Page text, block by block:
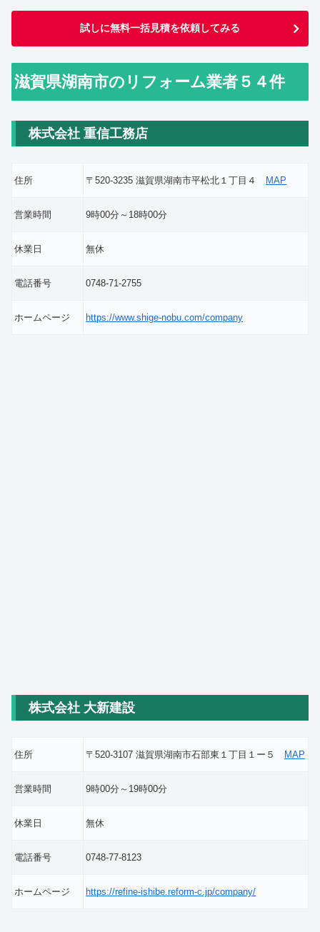
試しに無料一括見積を依頼してみる
滋賀県湖南市のリフォーム業者５４件
株式会社 重信工務店
住所 〒520-3235 滋賀県湖南市平松北１丁目４ MAP
営業時間 9時00分～18時00分
休業日 無休
電話番号 0748-71-2755
ホームページ https://www.shige-nobu.com/company
株式会社 大新建設
住所 〒520-3107 滋賀県湖南市石部東１丁目１ー５ MAP
営業時間 9時00分～19時00分
休業日 無休
電話番号 0748-77-8123
ホームページ https://refine-ishibe.reform-c.jp/company/